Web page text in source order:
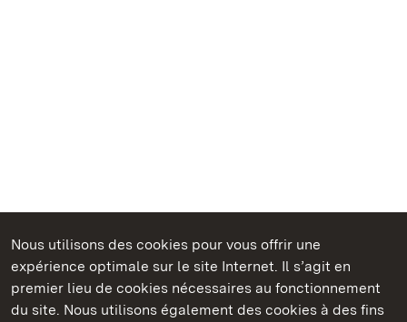
Nous utilisons des cookies pour vous offrir une
expérience optimale sur le site Internet. Il s’agit en
premier lieu de cookies nécessaires au fonctionnement
du site. Nous utilisons également des cookies à des fins
Châteaux et jardins publics du Bade-Wurtemberg